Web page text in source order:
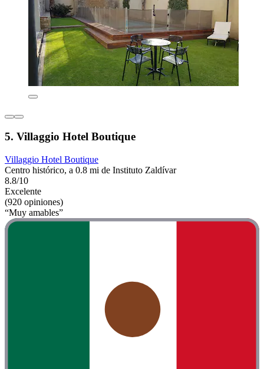
5. Villaggio Hotel Boutique
Villaggio Hotel Boutique
Centro histórico, a 0.8 mi de Instituto Zaldívar
8.8/10
Excelente
(920 opiniones)
“Muy amables”